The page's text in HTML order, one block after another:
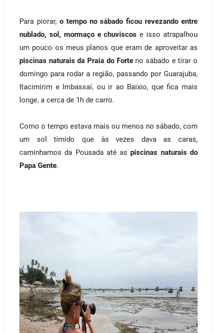
Para piorar, o tempo no sábado ficou revezando entre
nublado, sol, mormaço e chuviscose isso atrapalhou
um pouco os meus planos que eram de aproveitar as
piscinas naturais da Praia do Forteno sábado e tirar o
domingo para rodar a região, passando por Guarajuba,
Itacimirim e Imbassaí, ou ir ao Baixio, que fica mais
longe, a cerca de 1h de carro.
Como o tempo estava mais ou menos no sábado, com
um sol tímido que às vezes dava as caras,
caminhamos da Pousada até aspiscinas naturais do
Papa Gente.